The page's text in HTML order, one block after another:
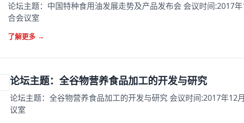
论坛主题：中国特种食用油发展走势及产品发布会 会议时间:2017
合会议室
了解更多 →
论坛主题：全谷物营养食品加工的开发与研究
论坛主题：全谷物营养食品加工的开发与研究 会议时间:2017年12
议室